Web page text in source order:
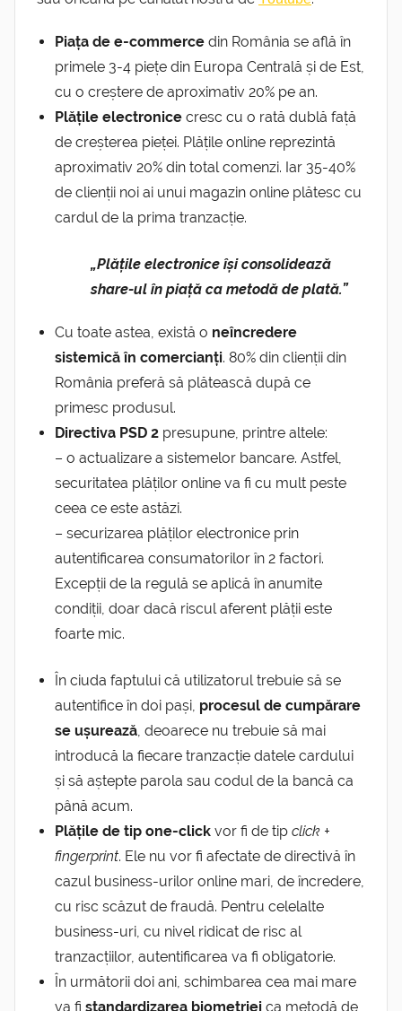
Piața de e-commerce din România se află în
primele 3-4 piețe din Europa Centrală și de Est,
cu o creștere de aproximativ 20% pe an.
Plățile electronice cresc cu o rată dublă față
de creșterea pieței. Plățile online reprezintă
aproximativ 20% din total comenzi. Iar 35-40%
de clienții noi ai unui magazin online plătesc cu
cardul de la prima tranzacție.
„Plățile electronice își consolidează
share-ul în piață ca metodă de plată.”
Cu toate astea, există o neîncredere
sistemică în comercianți. 80% din clienții din
România preferă să plătească după ce
primesc produsul.
Directiva PSD 2 presupune, printre altele:
– o actualizare a sistemelor bancare. Astfel,
securitatea plăților online va fi cu mult peste
ceea ce este astăzi.
– securizarea plăților electronice prin
autentificarea consumatorilor în 2 factori.
Excepții de la regulă se aplică în anumite
condiții, doar dacă riscul aferent plății este
foarte mic.
În ciuda faptului că utilizatorul trebuie să se
autentifice în doi pași, procesul de cumpărare
se ușurează, deoarece nu trebuie să mai
introducă la fiecare tranzacție datele cardului
și să aștepte parola sau codul de la bancă ca
până acum.
Plățile de tip one-click vor fi de tip click +
fingerprint. Ele nu vor fi afectate de directivă în
cazul business-urilor online mari, de încredere,
cu risc scăzut de fraudă. Pentru celelalte
business-uri, cu nivel ridicat de risc al
tranzacțiilor, autentificarea va fi obligatorie.
În următorii doi ani, schimbarea cea mai mare
va fi standardizarea biometriei ca metodă de